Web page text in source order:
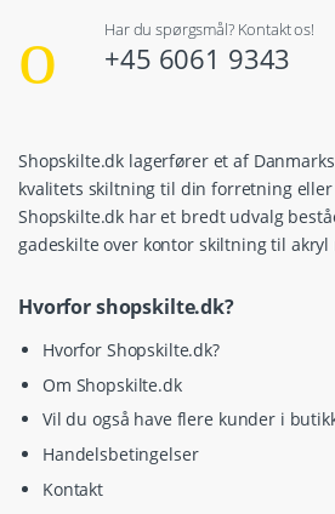
Har du spørgsmål? Kontakt os!
+45 6061 9343
Shopskilte.dk lagerfører et af
kvalitets skiltning til din forretning eller
Shopskilte.dk har et bredt udvalg
gadeskilte over kontor skiltning til
Hvorfor shopskilte.dk?
Hvorfor Shopskilte.dk?
Om Shopskilte.dk
Vil du også have flere kunder i
Handelsbetingelser
Kontakt